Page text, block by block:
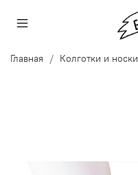
Главная Колготки и носки